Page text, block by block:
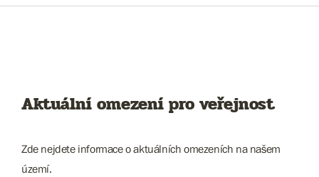
Aktuální omezení pro veřejnost
Zde nejdete informace o aktuálních omezeních na našem
území.